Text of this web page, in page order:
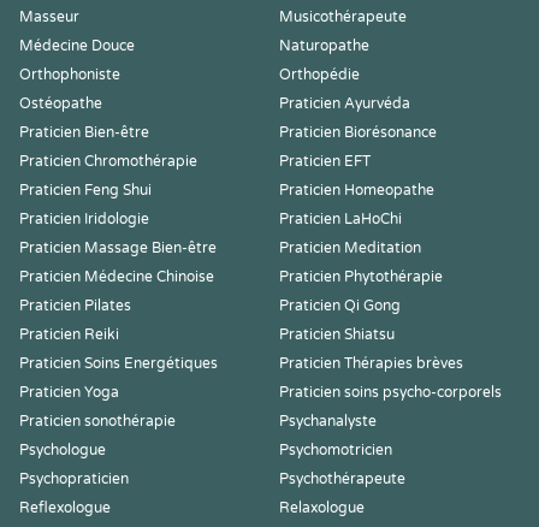
Masseur
Musicothérapeute
Médecine Douce
Naturopathe
Orthophoniste
Orthopédie
Ostéopathe
Praticien Ayurvéda
Praticien Bien-être
Praticien Biorésonance
Praticien Chromothérapie
Praticien EFT
Praticien Feng Shui
Praticien Homeopathe
Praticien Iridologie
Praticien LaHoChi
Praticien Massage Bien-être
Praticien Meditation
Praticien Médecine Chinoise
Praticien Phytothérapie
Praticien Pilates
Praticien Qi Gong
Praticien Reiki
Praticien Shiatsu
Praticien Soins Energétiques
Praticien Thérapies brèves
Praticien Yoga
Praticien soins psycho-corporels
Praticien sonothérapie
Psychanalyste
Psychologue
Psychomotricien
Psychopraticien
Psychothérapeute
Reflexologue
Relaxologue